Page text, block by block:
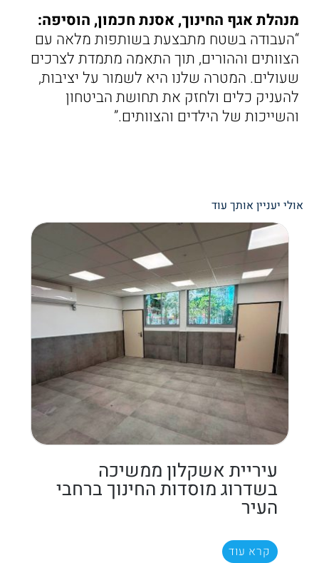
מנהלת אגף החינוך, אסנת חכמון, הוסיפה:
“העבודה בשטח מתבצעת בשותפות מלאה עם
הצוותים וההורים, תוך התאמה מתמדת לצרכים
שעולים. המטרה שלנו היא לשמור על יציבות,
להעניק כלים ולחזק את תחושת הביטחון
והשייכות של הילדים והצוותים.”
אולי יעניין אותך עוד
עיריית אשקלון ממשיכה
בשדרוג מוסדות החינוך ברחבי
העיר
קרא עוד